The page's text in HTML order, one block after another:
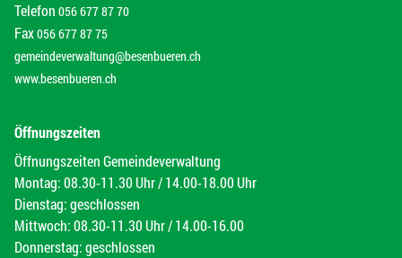
Telefon 056 677 87 70
Fax056 677 87 75
gemeindeverwaltung@besenbueren.ch
www.besenbueren.ch
Öffnungszeiten
Öffnungszeiten Gemeindeverwaltung
Montag: 08.30-11.30 Uhr / 14.00-18.00 Uhr
Dienstag: geschlossen
Mittwoch: 08.30-11.30 Uhr / 14.00-16.00
Donnerstag: geschlossen